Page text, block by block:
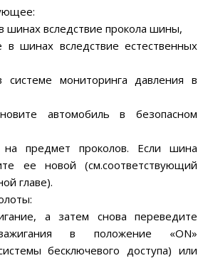
шинах вследствие прокола шины,
в шинах вследствие естественных
системе мониторинга давления в
автомобиль в безопасном
предмет проколов. Если шина
ее новой (см.соответствующий
главе).
а затем снова переведите
в положение «ON»
бесключевого доступа) или